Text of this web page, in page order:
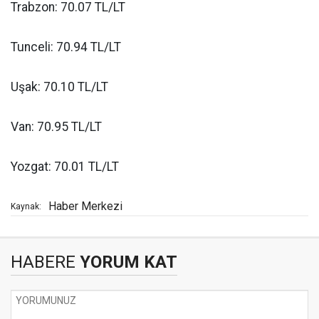
Trabzon: 70.07 TL/LT
Tunceli: 70.94 TL/LT
Uşak: 70.10 TL/LT
Van: 70.95 TL/LT
Yozgat: 70.01 TL/LT
Kaynak: Haber Merkezi
HABERE YORUM KAT